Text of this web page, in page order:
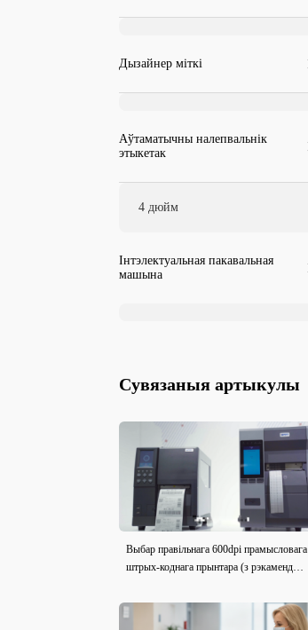
Дызайнер міткі
Аўтаматычны налепвальнік
этыкетак
4 дюйм
Інтэлектуальная пакавальная
машына
Сувязаныя артыкулы
Выбар правільнага 600dpi прамысловага
штрых-коднага прынтара (з рэкамендац